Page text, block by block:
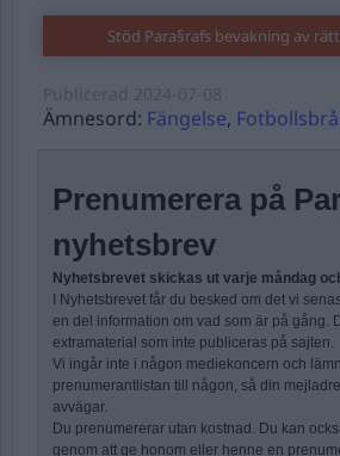
Stöd Para§rafs bevakning av
Ämnesord: Fängelse,
Prenumerera på
nyhetsbrev
Nyhetsbrevet skickas ut varje måndag
I Nyhetsbrevet får du besked om det vi
en del information om vad som är på gång.
extramaterial som inte publiceras på sajten.
Vi ingår inte i någon mediekoncern och
prenumerantlistan till någon, så din
avvägar.
Du prenumererar utan kostnad. Du kan
genom att ge honom eller henne en